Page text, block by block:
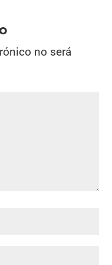
no será